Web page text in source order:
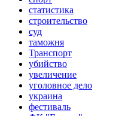
статистика
строительство
суд
таможня
Транспорт
убийство
увеличение
уголовное дело
украина
фестиваль